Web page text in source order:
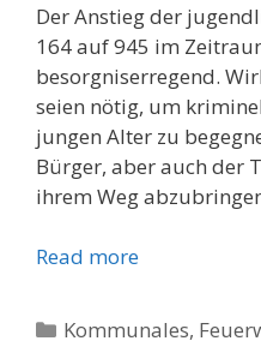
Der Anstieg der
164 auf 945 im
besorgniserregend.
seien nötig, um
jungen Alter zu
Bürger, aber auch der
ihrem Weg
Read more
Kategorien
Kommunales,